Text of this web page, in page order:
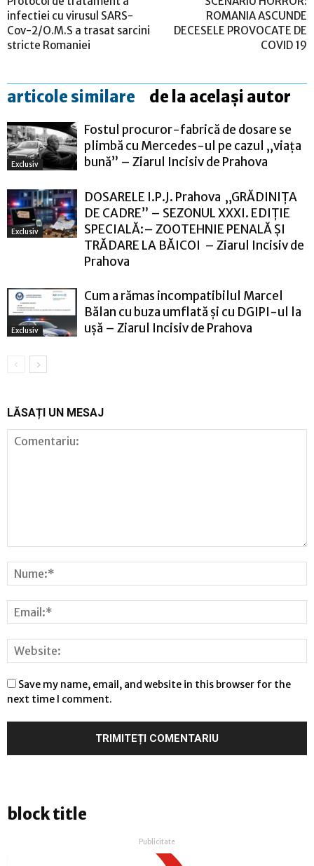
infectiei cu virusul SARS-
Cov-2/O.M.S a trasat sarcini
stricte Romaniei
ROMANIA ASCUNDE
DECESELE PROVOCATE DE
COVID 19
articole similare de la același autor
Exclusiv
Fostul procuror-fabrică de dosare se
plimbă cu Mercedes-ul pe cazul „viața
bună” – Ziarul Incisiv de Prahova
Exclusiv
DOSARELE I.P.J. Prahova „GRĂDINIȚA
DE CADRE” – SEZONUL XXXI. EDIȚIE
SPECIALĂ:– ZOOTEHNIE PENALĂ ȘI
TRĂDARE LA BĂICOI – Ziarul Incisiv de
Prahova
Exclusiv
Cum a rămas incompatibilul Marcel
Bălan cu buza umflată și cu DGIPI-ul la
ușă – Ziarul Incisiv de Prahova
LĂSAȚI UN MESAJ
Save my name, email, and website in this browser for the
next time I comment.
block title
Publicitate